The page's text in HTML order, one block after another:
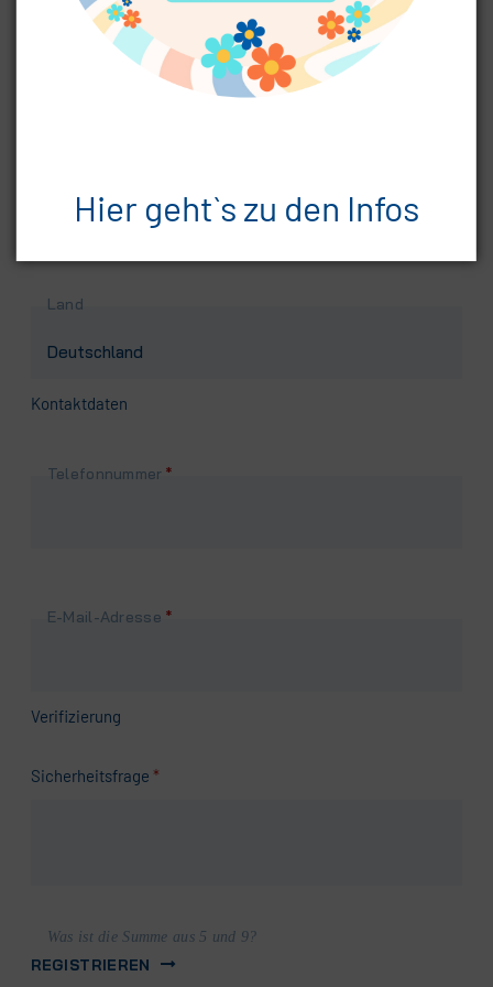
Pflichtfeld
Postleitzahl
Land
Kontaktdaten
Pflichtfeld
Telefonnummer *
Pflichtfeld
E-Mail-Adresse *
Verifizierung
Pflichtfeld
Sicherheitsfrage *
Was ist die Summe aus 5 und 9?
REGISTRIEREN
Hier geht`s zu den Infos